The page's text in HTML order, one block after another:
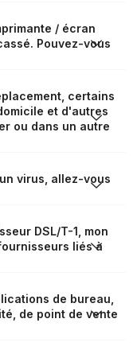
/ écran
Pouvez-vous
certains
et d'autres
ou dans un autre
virus, allez-vous
DSL/T-1, mon
liés à
de bureau,
de point de vente